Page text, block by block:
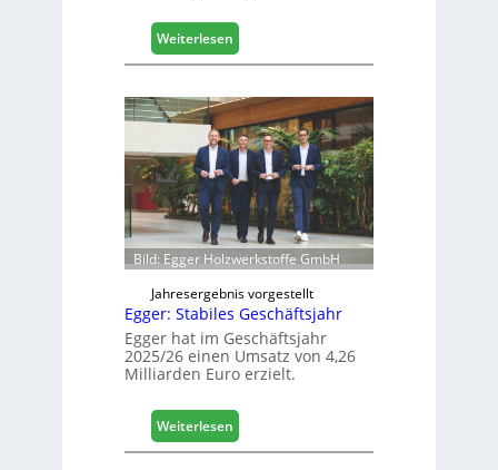
i
i
e
r
t
s
c
h
Weiterlesen:
H
f
e
l
e
e
r
ö
f
f
n
e
t
L
o
s
Bild: Egger Holzwerkstoffe GmbH
Jahresergebnis vorgestellt
Egger: Stabiles Geschäftsjahr
Egger hat im Geschäftsjahr
2025/26 einen Umsatz von 4,26
Milliarden Euro erzielt.
Weiterlesen:
E